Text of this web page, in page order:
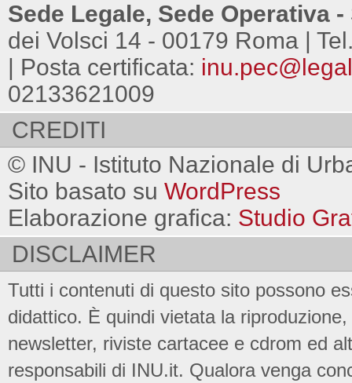
Sede Legale, Sede Operativa
dei Volsci 14 - 00179 Roma |
| Posta certificata:
02133621009
CREDITI
© INU - Istituto Nazionale di
Sito basato su WordPress
Elaborazione grafica: Studio
DISCLAIMER
Tutti i contenuti di questo sito possono
didattico. È quindi vietata la
newsletter, riviste cartacee e cdrom ed
responsabili di INU.it. Qualora venga